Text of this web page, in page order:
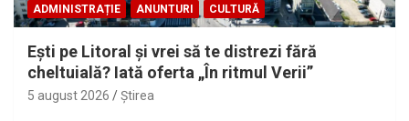
ADMINISTRAȚIE ANUNTURI CULTURĂ
Eşti pe Litoral şi vrei să te distrezi fără
cheltuială? Iată oferta „În ritmul Verii”
5 august 2026 Ştirea